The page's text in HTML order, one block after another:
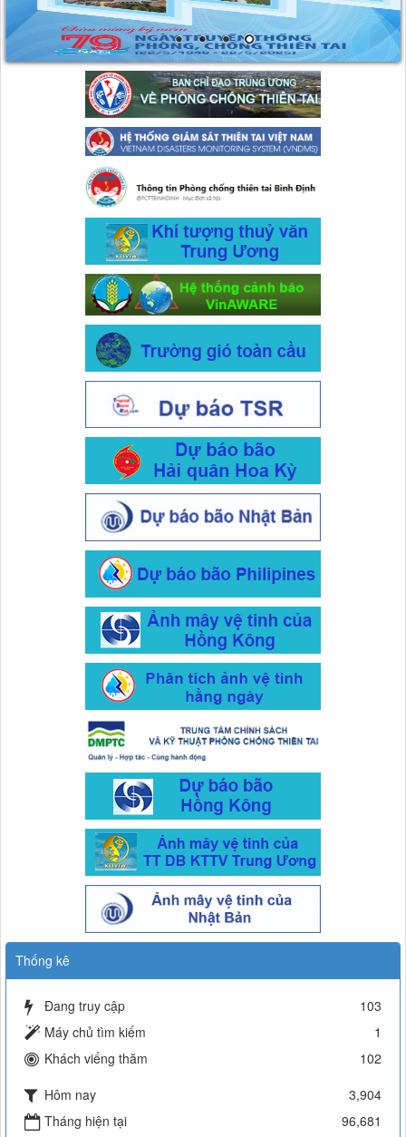
Thống kê
Đang truy cập
103
Máy chủ tìm kiếm
1
Khách viếng thăm
102
Hôm nay
3,904
Tháng hiện tại
96,681